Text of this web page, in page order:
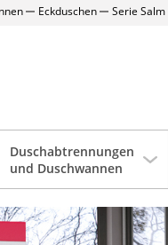
Eckduschen Serie Salm
Duschabtrennungen
und Duschwannen